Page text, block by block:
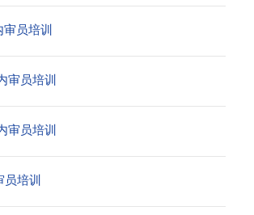
审员培训
审员培训
审员培训
员培训